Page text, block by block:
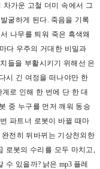
차가운 고철 더미 속에서 그
굴하게 된다. 죽음을 기록
나무를 틔워 죽은 흑색왜
다 우주의 거대한 비밀과
들을 부활시키기 위해선 은
시 긴 여정을 떠나야만 한
로 인해 한 번에 단 한 대
중 누구를 먼저 깨워 동승
파트너 로봇이 바뀔 때마
전히 뒤바뀌는 기상천외한
로봇의 수리를 모두 마치고,
수 있을까? 낡은 mp3 플레